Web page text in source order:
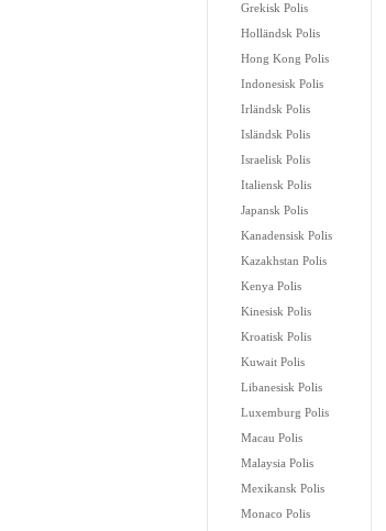
Grekisk Polis
Holländsk Polis
Hong Kong Polis
Indonesisk Polis
Irländsk Polis
Isländsk Polis
Israelisk Polis
Italiensk Polis
Japansk Polis
Kanadensisk Polis
Kazakhstan Polis
Kenya Polis
Kinesisk Polis
Kroatisk Polis
Kuwait Polis
Libanesisk Polis
Luxemburg Polis
Macau Polis
Malaysia Polis
Mexikansk Polis
Monaco Polis